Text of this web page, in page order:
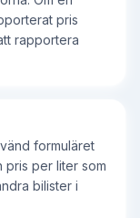
pris
rapportera
formuläret
pris per liter som
bilister i